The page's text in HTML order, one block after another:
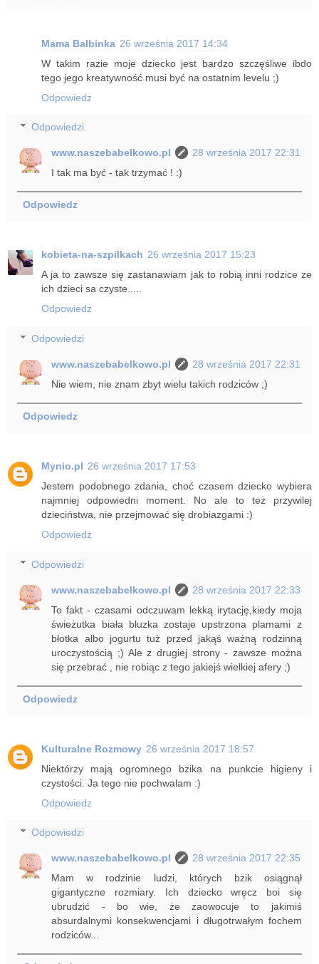
Mama Balbinka 26 września 2017 14:34
W takim razie moje dziecko jest bardzo szczęśliwe ibdo
tego jego kreatywność musi być na ostatnim levelu ;)
Odpowiedz
Odpowiedzi
www.naszebabelkowo.pl
28 września 2017 22:31
I tak ma być - tak trzymać ! :)
Odpowiedz
kobieta-na-szpilkach 26 września 2017 15:23
A ja to zawsze się zastanawiam jak to robią inni rodzice ze
ich dzieci sa czyste.....
Odpowiedz
Odpowiedzi
www.naszebabelkowo.pl
28 września 2017 22:31
Nie wiem, nie znam zbyt wielu takich rodziców ;)
Odpowiedz
Mynio.pl 26 września 2017 17:53
Jestem podobnego zdania, choć czasem dziecko wybiera
najmniej odpowiedni moment. No ale to też przywilej
dzieciństwa, nie przejmować się drobiazgami :)
Odpowiedz
Odpowiedzi
www.naszebabelkowo.pl
28 września 2017 22:33
To fakt - czasami odczuwam lekką irytację,kiedy moja
świeżutka biała bluzka zostaje upstrzona plamami z
błotka albo jogurtu tuż przed jakąś ważną rodzinną
uroczystością ;) Ale z drugiej strony - zawsze można
się przebrać , nie robiąc z tego jakiejś wielkiej afery ;)
Odpowiedz
Kulturalne Rozmowy 26 września 2017 18:57
Niektórzy mają ogromnego bzika na punkcie higieny i
czystości. Ja tego nie pochwalam :)
Odpowiedz
Odpowiedzi
www.naszebabelkowo.pl
28 września 2017 22:35
Mam w rodzinie ludzi, których bzik osiągnął
gigantyczne rozmiary. Ich dziecko wręcz boi się
ubrudzić - bo wie, że zaowocuje to jakimiś
absurdalnymi konsekwencjami i długotrwałym fochem
rodziców...